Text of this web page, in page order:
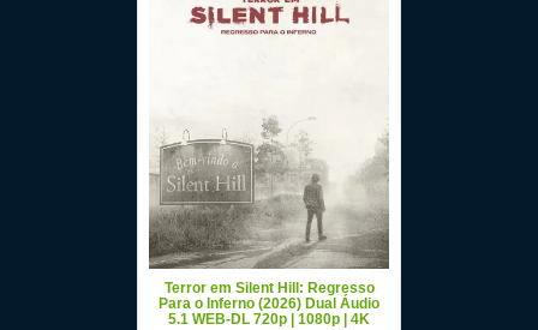
Terror em Silent Hill: Regresso
Para o Inferno (2026) Dual Áudio
5.1 WEB-DL 720p | 1080p | 4K